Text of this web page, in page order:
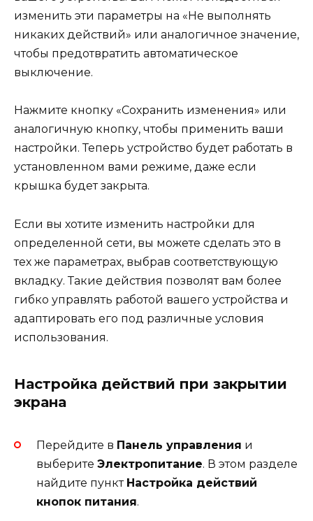
изменить эти параметры на «Не выполнять
никаких действий» или аналогичное значение,
чтобы предотвратить автоматическое
выключение.
Нажмите кнопку «Сохранить изменения» или
аналогичную кнопку, чтобы применить ваши
настройки. Теперь устройство будет работать в
установленном вами режиме, даже если
крышка будет закрыта.
Если вы хотите изменить настройки для
определенной сети, вы можете сделать это в
тех же параметрах, выбрав соответствующую
вкладку. Такие действия позволят вам более
гибко управлять работой вашего устройства и
адаптировать его под различные условия
использования.
Настройка действий при закрытии
экрана
Перейдите в Панель управления и
выберите Электропитание. В этом разделе
найдите пункт Настройка действий
кнопок питания.